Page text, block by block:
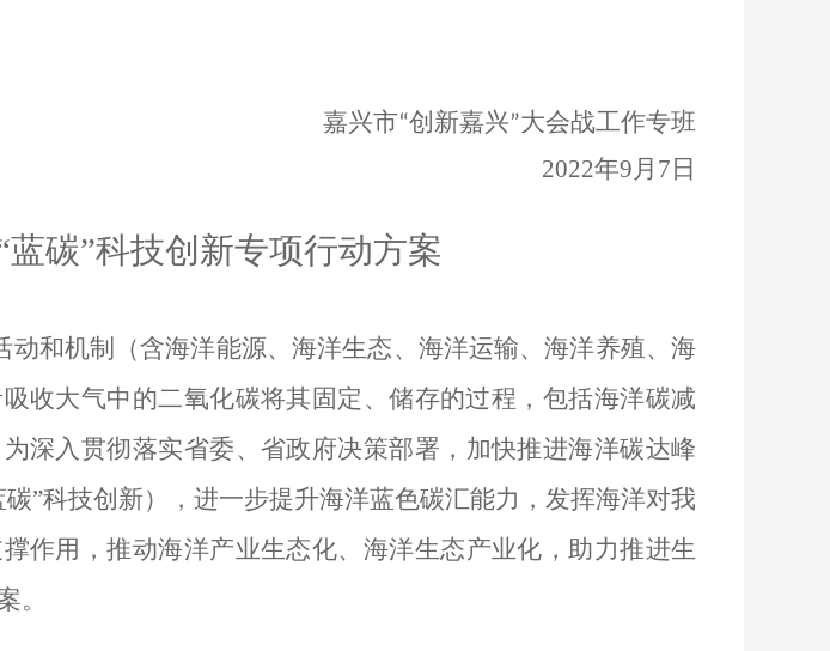
嘉兴市“创新嘉兴”大会战工作专班
2022年9月 7 日
蓝碳”科技创新专项行动方案
动和机制（含海洋能源、海洋生态、海洋运输、海洋养殖、海
收大气中的二氧化碳将其固定、储存的过程，包括海洋碳减
深入贯彻落实省委、省政府决策部署， 加快推进海洋碳达峰
碳”科技创新） ， 进一步提升海洋蓝色碳汇能力， 发挥海洋对我
作用，推动海洋产业生态化、海洋生态产业化，助力推进生
。